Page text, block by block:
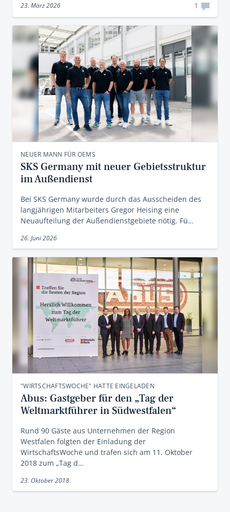
23. März 2026 1
NEUER MANN FÜR OEMS
SKS Germany mit neuer Gebietsstruktur
im Außendienst
Bei SKS Germany wurde durch das Ausscheiden des
langjährigen Mitarbeiters Gregor Heising eine
Neuaufteilung der Außendienstgebiete nötig. Fü…
26. Juni 2026
"WIRTSCHAFTSWOCHE" HATTE EINGELADEN
Abus: Gastgeber für den „Tag der
Weltmarktführer in Südwestfalen“
Rund 90 Gäste aus Unternehmen der Region
Westfalen folgten der Einladung der
WirtschaftsWoche und trafen sich am 11. Oktober
2018 zum „Tag d…
23. Oktober 2018